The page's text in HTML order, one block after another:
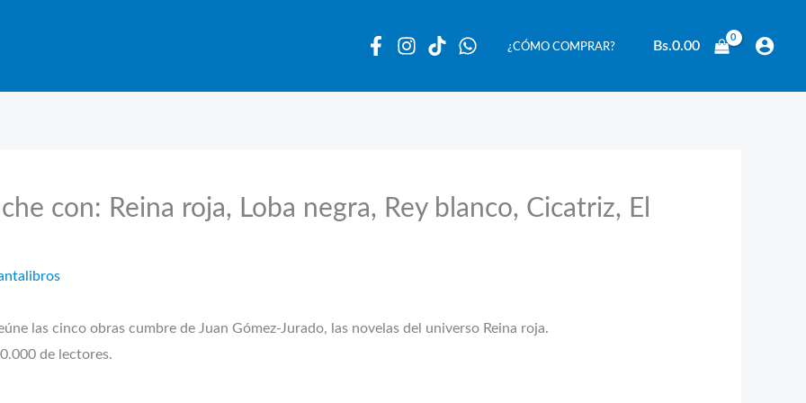
¿CÓMO COMPRAR? Bs.0.00
con: Reina roja, Loba negra, Rey blanco, Cicatriz, El
las cinco obras cumbre de Juan Gómez-Jurado, las novelas del universo Reina roja.
de lectores.